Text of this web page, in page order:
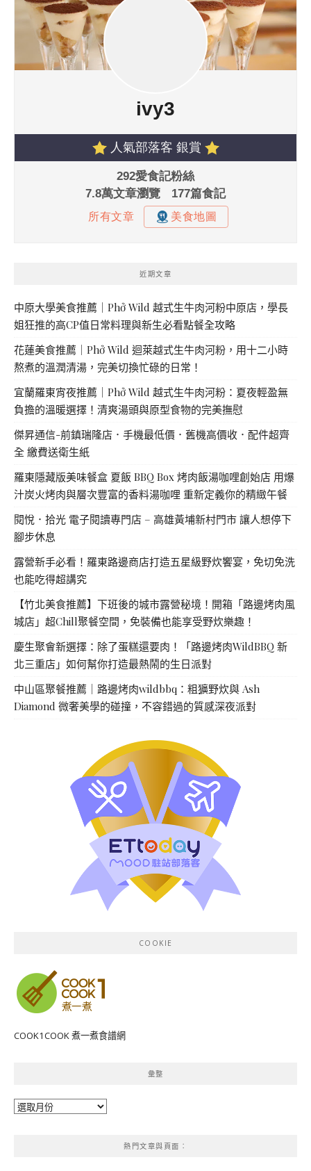
近期文章
中原大學美食推薦｜Phở Wild 越式生牛肉河粉中原店，學長
姐狂推的高CP值日常料理與新生必看點餐全攻略
花蓮美食推薦｜Phở Wild 迴萊越式生牛肉河粉，用十二小時
熬煮的溫潤清湯，完美切換忙碌的日常！
宜蘭羅東宵夜推薦｜Phở Wild 越式生牛肉河粉：夏夜輕盈無
負擔的溫暖選擇！清爽湯頭與原型食物的完美撫慰
傑昇通信-前鎮瑞隆店．手機最低價．舊機高價收．配件超齊
全 繳費送衛生紙
羅東隱藏版美味餐盒 夏飯 BBQ Box 烤肉飯湯咖哩創始店 用爆
汁炭火烤肉與層次豐富的香料湯咖哩 重新定義你的精緻午餐
閱悅．拾光 電子閱讀專門店 – 高雄黃埔新村門市 讓人想停下
腳步休息
露營新手必看！羅東路邊商店打造五星級野炊饗宴，免切免洗
也能吃得超講究
【竹北美食推薦】下班後的城市露營秘境！開箱「路邊烤肉風
城店」超Chill聚餐空間，免裝備也能享受野炊樂趣！
慶生聚會新選擇：除了蛋糕還要肉！「路邊烤肉WildBBQ 新
北三重店」如何幫你打造最熱鬧的生日派對
中山區聚餐推薦｜路邊烤肉wildbbq：粗獷野炊與 Ash
Diamond 微奢美學的碰撞，不容錯過的質感深夜派對
COOKIE
COOK1COOK 煮一煮食譜網
彙整
彙
熱門文章與頁面︰